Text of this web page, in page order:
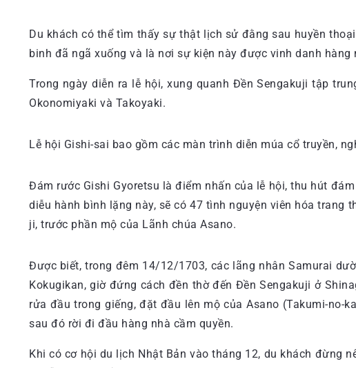
Du khách có thể tìm thấy sự thật lịch sử đằng sau huyền
binh đã ngã xuống và là nơi sự kiện này được vinh danh
Trong ngày diễn ra lễ hội, xung quanh Đền Sengakuji tập
Okonomiyaki và Takoyaki.
Lễ hội Gishi-sai bao gồm các màn trình diễn múa cổ truyền,
Đám rước Gishi Gyoretsu là điểm nhấn của lễ hội, thu hút
diễu hành bình lặng này, sẽ có 47 tình nguyện viên hóa
ji, trước phần mộ của Lãnh chúa Asano.
Được biết, trong đêm 14/12/1703, các lãng nhân Samurai
Kokugikan, giờ đứng cách đền thờ đến Đền Sengakuji ở
rửa đầu trong giếng, đặt đầu lên mộ của Asano (Takumi-
sau đó rời đi đầu hàng nhà cầm quyền.
Khi có cơ hội du lịch Nhật Bản vào tháng 12, du khách đừng